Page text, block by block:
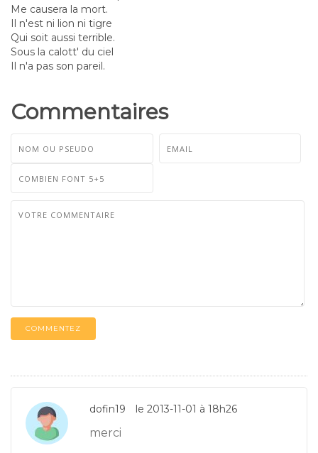
Me causera la mort.
Il n'est ni lion ni tigre
Qui soit aussi terrible.
Sous la calott' du ciel
Il n'a pas son pareil.
Commentaires
COMMENTEZ
dofin19 le 2013-11-01 à 18h26
merci